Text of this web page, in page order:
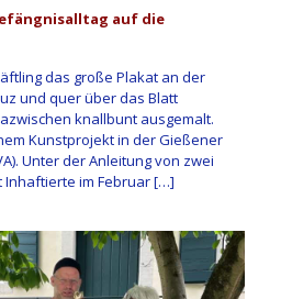
auf die
das große Plakat an der
und quer über das Blatt
knallbunt ausgemalt.
Kunstprojekt in der Gießener
Unter der Anleitung von zwei
im Februar[…]